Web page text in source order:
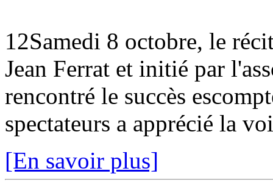
12Samedi 8 octobre, le
Jean Ferrat et initié par
rencontré le succès
spectateurs a apprécié la
[En savoir plus]